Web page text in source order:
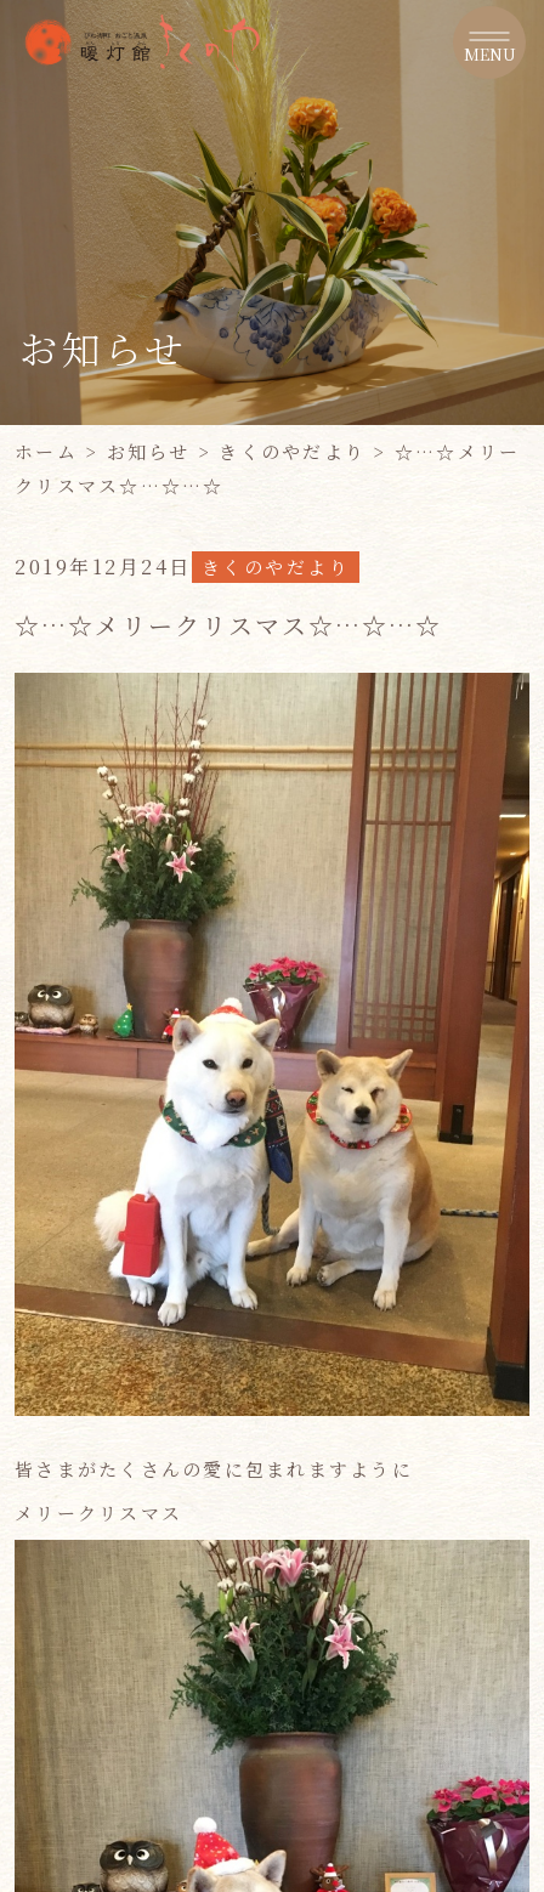
MENU
お知らせ
ホーム > お知らせ > きくのやだより > ☆…☆メリー
クリスマス☆…☆…☆
2019年12月24日 きくのやだより
☆…☆メリークリスマス☆…☆…☆
皆さまがたくさんの愛に包まれますように
メリークリスマス